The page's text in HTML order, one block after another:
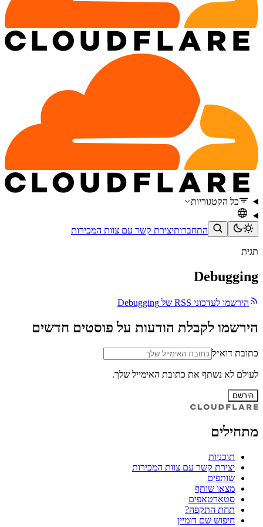
כל הקטגוריות
התחברותיצירת קשר עם צוות המכירות
תגית
Debugging
הירשמו לעדכוני RSS של Debugging
הירשמו לקבלת הודעות על פוסטים חדשים
כתובת דוא״ל
לעולם לא נשתף את כתובת האימייל שלך.
הירשם
מתחילים
תוכניות
יצירת קשר עם צוות המכירות
שותפים
מצאו שותף
סטארטאפים
תחת התקפה?
חיפוש שם דומיין